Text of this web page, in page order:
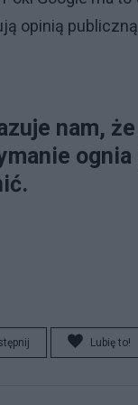
opinią
nam,
ognia
Lubię to!